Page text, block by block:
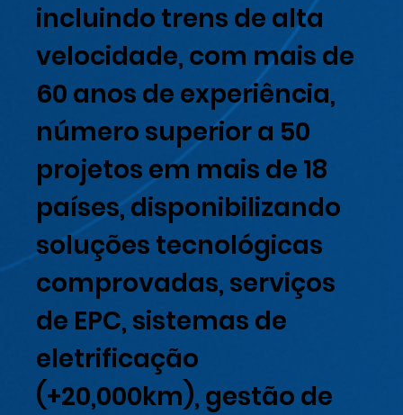
incluindo trens de alta
velocidade, com mais de
60 anos de experiência,
número superior a 50
projetos em mais de 18
países, disponibilizando
soluções tecnológicas
comprovadas, serviços
de EPC, sistemas de
eletrificação
(+20,000km), gestão de